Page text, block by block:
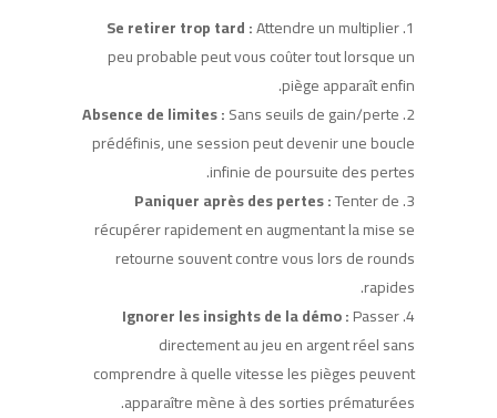
Se retirer trop tard :Attendre un multiplier
peu probable peut vous coûter tout lorsque un
piège apparaît enfin.
Absence de limites :Sans seuils de gain/perte
prédéfinis, une session peut devenir une boucle
infinie de poursuite des pertes.
Paniquer après des pertes :Tenter de
récupérer rapidement en augmentant la mise se
retourne souvent contre vous lors de rounds
rapides.
Ignorer les insights de la démo :Passer
directement au jeu en argent réel sans
comprendre à quelle vitesse les pièges peuvent
apparaître mène à des sorties prématurées.